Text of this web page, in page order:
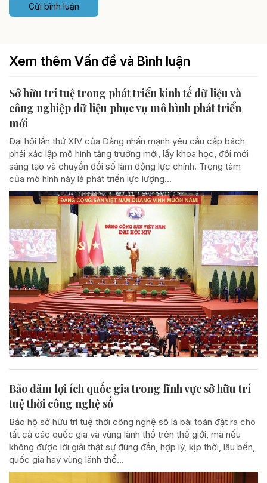
Gửi bình luận
Xem thêm Vấn đề và Bình luận
Sở hữu trí tuệ trong phát triển kinh tế dữ liệu và
công nghiệp dữ liệu phục vụ mô hình phát triển
mới
Đại hội lần thứ XIV của Đảng nhấn mạnh yêu cầu cấp bách
phải xác lập mô hình tăng trưởng mới, lấy khoa học, đổi mới
sáng tạo và chuyển đổi số làm động lực chính. Trọng tâm
của mô hình này là phát triển lực lượng...
Bảo đảm lợi ích quốc gia trong lĩnh vực sở hữu trí
tuệ thời công nghệ số
Bảo hộ sở hữu trí tuệ thời công nghệ số là bài toán đặt ra cho
tất cả các quốc gia và vùng lãnh thổ trên thế giới, mà nếu
không được lời giải thật sự đúng đắn, hợp lý, kịp thời, lâu bền,
quốc gia hay vùng lãnh thổ...